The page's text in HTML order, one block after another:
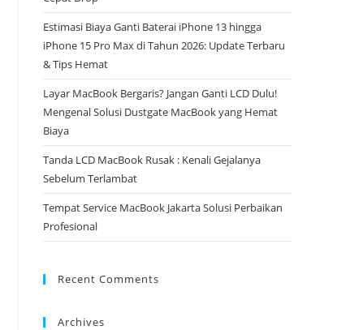
Estimasi Biaya Ganti Baterai iPhone 13 hingga
iPhone 15 Pro Max di Tahun 2026: Update Terbaru
& Tips Hemat
Layar MacBook Bergaris? Jangan Ganti LCD Dulu!
Mengenal Solusi Dustgate MacBook yang Hemat
Biaya
Tanda LCD MacBook Rusak : Kenali Gejalanya
Sebelum Terlambat
Tempat Service MacBook Jakarta Solusi Perbaikan
Profesional
Recent Comments
Archives